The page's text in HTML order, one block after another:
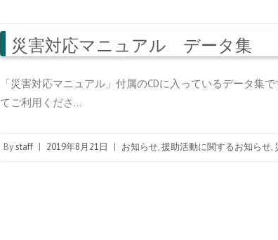
災害対応マニュアル データ集
「災害対応マニュアル」付属のCDに入っているデータ集
てご利用くださ…
Bystaff | 2019年8月21日 | お知らせ,援助活動に関するお知らせ,